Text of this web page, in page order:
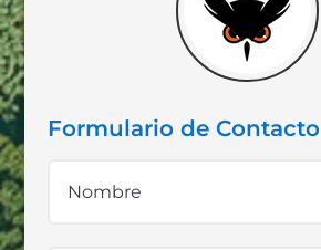
Formulario de Contacto